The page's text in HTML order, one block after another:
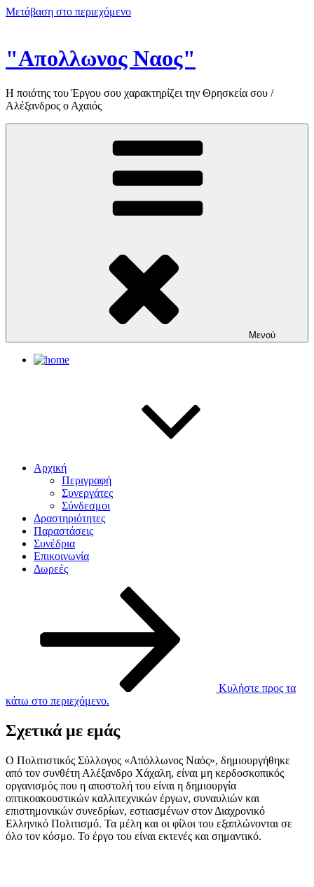
Μετάβαση στο περιεχόμενο
"Απολλωνος Ναος"
Η ποιότης του Έργου σου χαρακτηρίζει την Θρησκεία σου /
Αλέξανδρος ο Αχαιός
Μενού
Αρχική
Περιγραφή
Συνεργάτες
Σύνδεσμοι
Δραστηριότητες
Παραστάσεις
Συνέδρια
Επικοινωνία
Δωρεές
Κυλήστε προς τα
κάτω στο περιεχόμενο.
Σχετικά με εμάς
Ο Πολιτιστικός Σύλλογος «Απόλλωνος Ναός», δημιουργήθηκε
από τον συνθέτη Αλέξανδρο Χάχαλη, είναι μη κερδοσκοπικός
οργανισμός που η αποστολή του είναι η δημιουργία
οπτικοακουστικών καλλιτεχνικών έργων, συναυλιών και
επιστημονικών συνεδρίων, εστιασμένων στον Διαχρονικό
Ελληνικό Πολιτισμό. Τα μέλη και οι φίλοι του εξαπλώνονται σε
όλο τον κόσμο. Το έργο του είναι εκτενές και σημαντικό.